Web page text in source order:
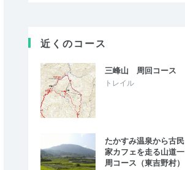
近くのコース
三峰山 周回コース
トレイル
たかすみ温泉から古民
家カフェを走る山道一
周コース（東吉野村）